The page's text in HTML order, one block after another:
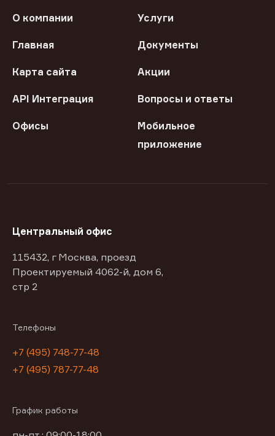
О компании Услуги
Главная Документы
Карта сайта Акции
API Интеграция Вопросы и ответы
Офисы
Мобильное
приложение
Центральный офис
115432, г Москва, проезд
Проектируемый 4062-й, дом 6,
стр 2
Телефоны
+7 (495) 748-77-48
+7 (495) 787-77-48
График работы